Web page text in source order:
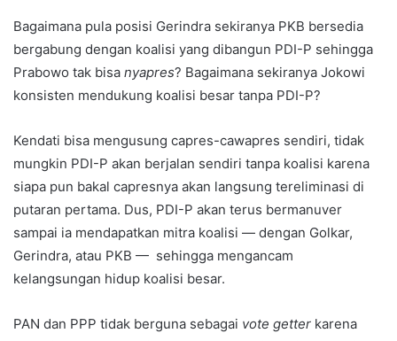
Bagaimana pula posisi Gerindra sekiranya PKB bersedia
bergabung dengan koalisi yang dibangun PDI-P sehingga
Prabowo tak bisa nyapres? Bagaimana sekiranya Jokowi
konsisten mendukung koalisi besar tanpa PDI-P?
Kendati bisa mengusung capres-cawapres sendiri, tidak
mungkin PDI-P akan berjalan sendiri tanpa koalisi karena
siapa pun bakal capresnya akan langsung tereliminasi di
putaran pertama. Dus, PDI-P akan terus bermanuver
sampai ia mendapatkan mitra koalisi — dengan Golkar,
Gerindra, atau PKB — sehingga mengancam
kelangsungan hidup koalisi besar.
PAN dan PPP tidak berguna sebagai vote getter karena